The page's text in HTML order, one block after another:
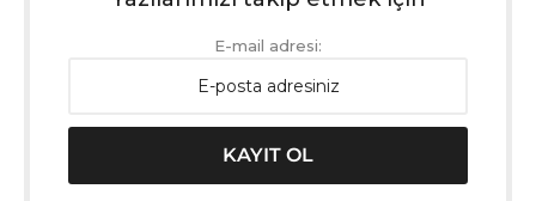
E-mail adresi: